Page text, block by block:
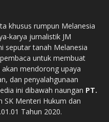
khusus rumpun Melanesia
karya jurnalistik JM
seputar tanah Melanesia
untuk membuat
mendorong upaya
dan penyalahgunaan
ini dibawah naungan PT.
SK Menteri Hukum dan
Tahun 2020.